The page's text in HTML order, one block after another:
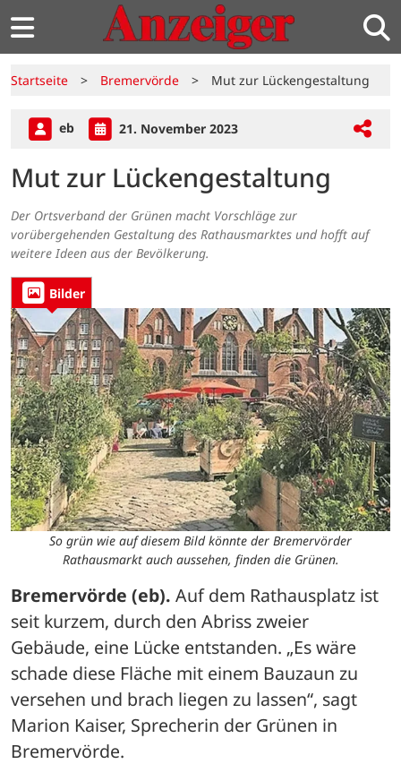
Startseite > Bremervörde > Mut zur Lückengestaltung
eb 21. November 2023
Mut zur Lückengestaltung
Der Ortsverband der Grünen macht Vorschläge zur
vorübergehenden Gestaltung des Rathausmarktes und hofft auf
weitere Ideen aus der Bevölkerung.
Bilder
So grün wie auf diesem Bild könnte der Bremervörder
Rathausmarkt auch aussehen, finden die Grünen.
Bremervörde (eb). Auf dem Rathausplatz ist
seit kurzem, durch den Abriss zweier
Gebäude, eine Lücke entstanden. „Es wäre
schade diese Fläche mit einem Bauzaun zu
versehen und brach liegen zu lassen“, sagt
Marion Kaiser, Sprecherin der Grünen in
Bremervörde.